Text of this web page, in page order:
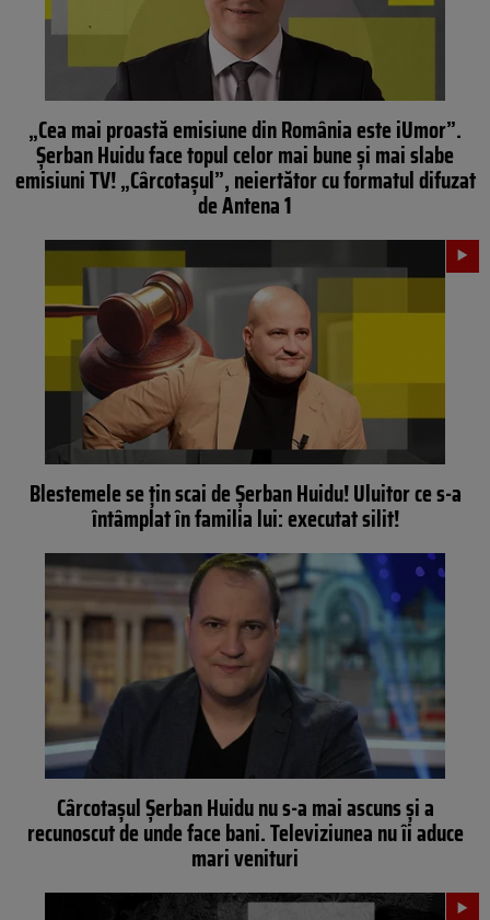
„Cea mai proastă emisiune din România este iUmor”.
Șerban Huidu face topul celor mai bune și mai slabe
emisiuni TV! „Cârcotașul”, neiertător cu formatul difuzat
de Antena 1
Blestemele se țin scai de Șerban Huidu! Uluitor ce s-a
întâmplat în familia lui: executat silit!
Cârcotașul Șerban Huidu nu s-a mai ascuns și a
recunoscut de unde face bani. Televiziunea nu îi aduce
mari venituri